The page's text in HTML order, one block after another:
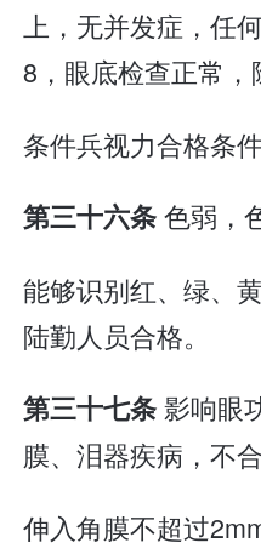
上，无并发症，任
8，眼底检查正常，
条件兵视力合格条
第三十六条色弱，
能够识别红、绿、
陆勤人员合格。
第三十七条影响眼
膜、泪器疾病，不合
伸入角膜不超过